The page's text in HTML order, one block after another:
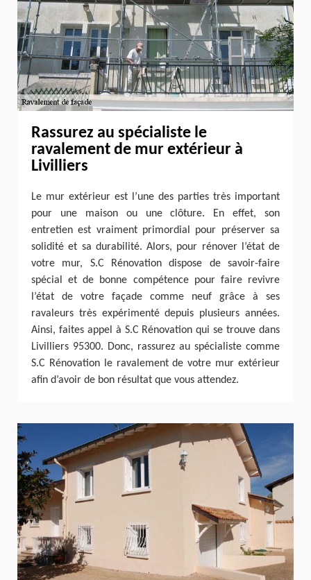
Rassurez au spécialiste le
ravalement de mur extérieur à
Livilliers
Le mur extérieur est l’une des parties très important
pour une maison ou une clôture. En effet, son
entretien est vraiment primordial pour préserver sa
solidité et sa durabilité. Alors, pour rénover l’état de
votre mur, S.C Rénovation dispose de savoir-faire
spécial et de bonne compétence pour faire revivre
l’état de votre façade comme neuf grâce à ses
ravaleurs très expérimenté depuis plusieurs années.
Ainsi, faites appel à S.C Rénovation qui se trouve dans
Livilliers 95300. Donc, rassurez au spécialiste comme
S.C Rénovation le ravalement de votre mur extérieur
afin d’avoir de bon résultat que vous attendez.